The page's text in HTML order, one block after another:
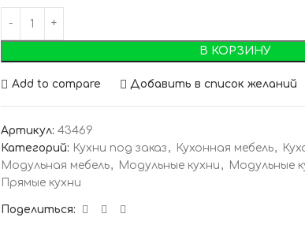
В КОРЗИНУ
Add to compare Добавить в список желаний
Артикул: 43469
Категорий: Кухни под заказ , Кухонная мебель,
Модульная мебель, Модульные кухни , Модульные
Прямые кухни
Поделиться: